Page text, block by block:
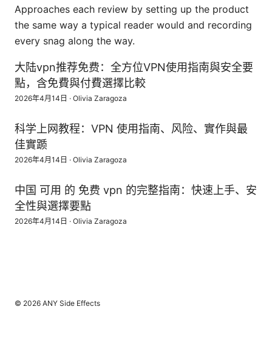
Approaches each review by setting up the product
the same way a typical reader would and recording
every snag along the way.
大陆vpn推荐免费：全方位VPN使用指南與安全要
點，含免費與付費選擇比較
2026年4月14日 · Olivia Zaragoza
科学上网教程：VPN 使用指南、风险、實作與最
佳實踬
2026年4月14日 · Olivia Zaragoza
中国 可用 的 免费 vpn 的完整指南：快速上手、安
全性與選擇要點
2026年4月14日 · Olivia Zaragoza
© 2026 ANY Side Effects